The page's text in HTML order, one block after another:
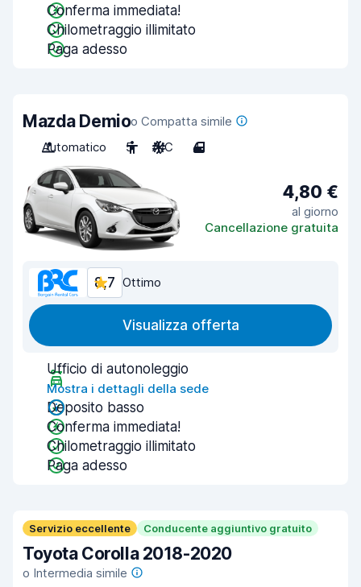
Conferma immediata!
Chilometraggio illimitato
Paga adesso
Mazda Demioo Compatta simile
Automatico
5 A/C 4
4,80 €
al giorno
Cancellazione gratuita
8,7 Ottimo
Visualizza offerta
Ufficio di autonoleggio
Mostra i dettagli della sede
Deposito basso
Conferma immediata!
Chilometraggio illimitato
Paga adesso
Servizio eccellente Conducente aggiuntivo gratuito
Toyota Corolla 2018-2020
o Intermedia simile